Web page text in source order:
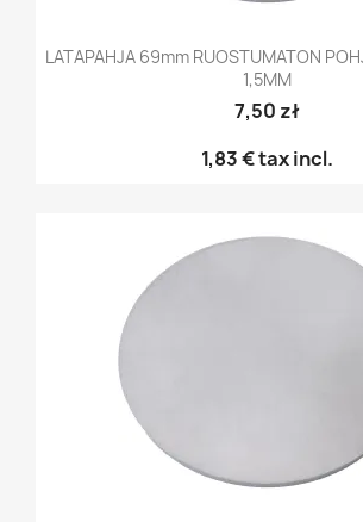
LATAPAHJA 69mm RUOSTUMATON
1,5MM
7,50 zł
1,83 €tax incl.